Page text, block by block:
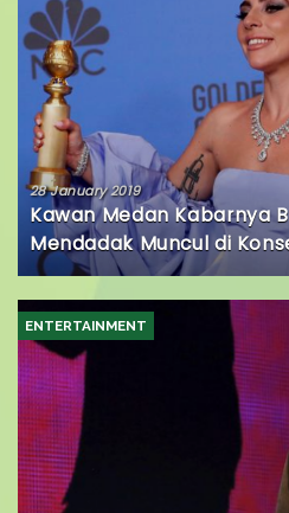
28 January 2019
Kawan Medan Kabarnya
Mendadak Muncul di
ENTERTAINMENT